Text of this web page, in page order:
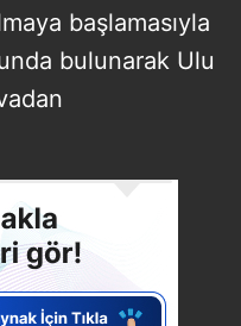
başlamasıyla
bulunarak Ulu